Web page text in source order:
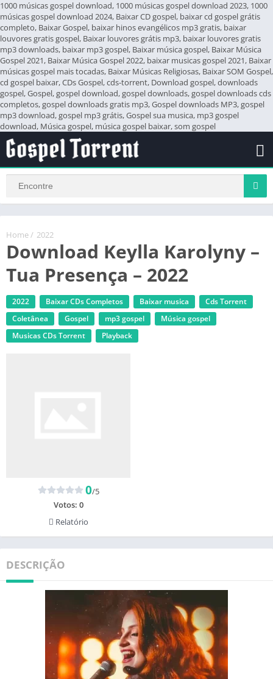
1000 músicas gospel download, 1000 músicas gospel download 2023, 1000
músicas gospel download 2024, Baixar CD gospel, baixar cd gospel grátis
completo, Baixar Gospel, baixar hinos evangélicos mp3 gratis, baixar
louvores gratis gospel, Baixar louvores grátis mp3, baixar louvores gratis
mp3 downloads, baixar mp3 gospel, Baixar música gospel, Baixar Música
Gospel 2021, Baixar Música Gospel 2022, baixar musicas gospel 2021, Baixar
músicas gospel mais tocadas, Baixar Músicas Religiosas, Baixar SOM Gospel,
cd gospel baixar, CDs Gospel, cds-torrent, Download gospel, downloads
gospel, Gospel, gospel download, gospel downloads, gospel downloads cds
completos, gospel downloads gratis mp3, Gospel downloads MP3, gospel
mp3 download, gospel mp3 grátis, Gospel sua musica, mp3 gospel
download, Música gospel, música gospel baixar, som gospel
Home / 2022
Download Keylla Karolyny –
Tua Presença – 2022
2022 Baixar CDs Completos Baixar musica
Cds Torrent
Coletânea
Gospel mp3 gospel
Música gospel
‎Musicas CDs Torrent
Playback
0/5
Votos: 0
Relatório
DESCRIÇÃO